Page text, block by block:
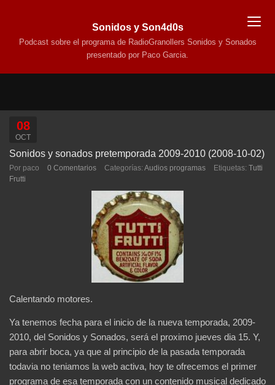
Sonidos y Son4d0s
Podcast sobre el programa de RadioGranollers Sonidos y Sonados
presentado por Paco Garcia.
08
OCT
Sonidos y sonados pretemporada 2009-2010 (2008-10-02)
Por paco 0 Comentarios Categorías: Audios programas Etiquetas: Tutti
Frutti
Calentando motores.
Ya tenemos fecha para el inicio de la nueva temporada, 2009-
2010, del Sonidos y Sonados, será el proximo jueves dia 15. Y,
para abrir boca, ya que al principio de la pasada temporada
todavia no teniamos la web activa, hoy te ofrecemos el primer
programa de esa temporada con un contenido musical dedicado